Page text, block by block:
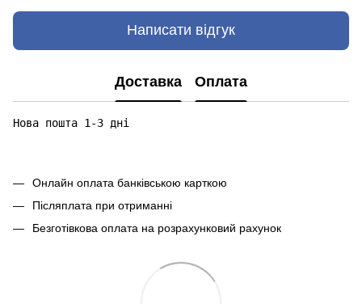
Написати відгук
Доставка Оплата
Нова пошта 1-3 дні
Онлайн оплата банківською карткою
Післяплата при отриманні
Безготівкова оплата на розрахунковий рахунок